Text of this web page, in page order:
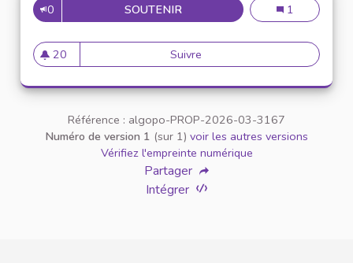
0 SOUTENIRTOP 100 KLINGELTÖNE MIT
Top 100
1
20
20 abonnés
Suivre Top 100 Klingeltöne mit
Référence : algopo-PROP-2026-03-3167
Numéro de version 1 (sur 1) voir les autres versions
Vérifiez l'empreinte numérique
Partager
Intégrer